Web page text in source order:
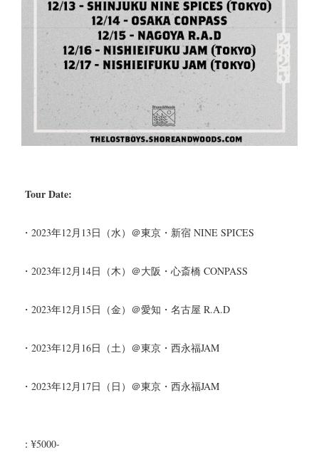
Tour Date:
・2023年12月13日（水）＠東京・新宿 NINE SPICES
・2023年12月14日（木）＠大阪・心斎橋 CONPASS
・2023年12月15日（金）＠愛知・名古屋 R.A.D
・2023年12月16日（土）＠東京・西永福JAM
・2023年12月17日（日）＠東京・西永福JAM
：¥5000-